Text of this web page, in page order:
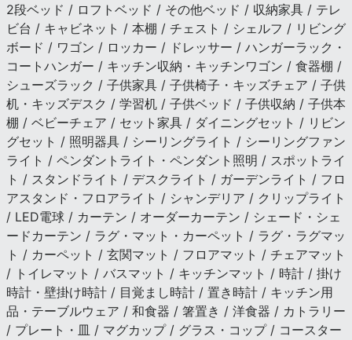
2段ベッド / ロフトベッド / その他ベッド / 収納家具 / テレ
ビ台 / キャビネット / 本棚 / チェスト / シェルフ / リビング
ボード / ワゴン / ロッカー / ドレッサー / ハンガーラック・
コートハンガー / キッチン収納・キッチンワゴン / 食器棚 /
シューズラック / 子供家具 / 子供椅子・キッズチェア / 子供
机・キッズデスク / 学習机 / 子供ベッド / 子供収納 / 子供本
棚 / ベビーチェア / セット家具 / ダイニングセット / リビン
グセット / 照明器具 / シーリングライト / シーリングファン
ライト / ペンダントライト・ペンダント照明 / スポットライ
ト / スタンドライト / デスクライト / ガーデンライト / フロ
アスタンド・フロアライト / シャンデリア / クリップライト
/ LED電球 / カーテン / オーダーカーテン / シェード・シェ
ードカーテン / ラグ・マット・カーペット / ラグ・ラグマッ
ト / カーペット / 玄関マット / フロアマット / チェアマット
/ トイレマット / バスマット / キッチンマット / 時計 / 掛け
時計・壁掛け時計 / 目覚まし時計 / 置き時計 / キッチン用
品・テーブルウェア / 和食器 / 箸置き / 洋食器 / カトラリー
/ プレート・皿 / マグカップ / グラス・コップ / コースター